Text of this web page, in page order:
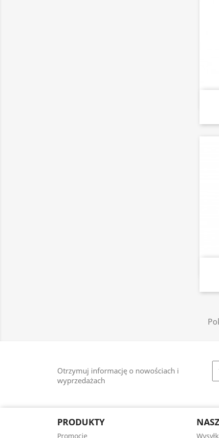
Otrzymuj informację o nowościach i
wyprzedażach
PRODUKTY
Promocje